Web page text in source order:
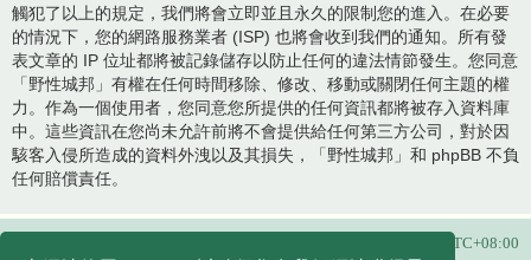
觸犯了以上的規定，我們將會立即並且永久的限制您的進入。在必要
的情況下，您的網路服務業者 (ISP) 也將會收到我們的通知。所有發
表文章的 IP 位址都將被記錄儲存以防止任何的違法情節發生。您同意
「野性城邦」有權在任何時間移除、修改、移動或關閉任何主題的權
力。作為一個使用者，您同意您所提供的任何資訊都將被存入資料庫
中。這些資訊在您尚未允許前將不會提供給任何第三方公司，對於因
駭客入侵所造成的資料外洩以及其損失，「野性城邦」和 phpBB 不負
任何賠償責任。
UTC+08:00